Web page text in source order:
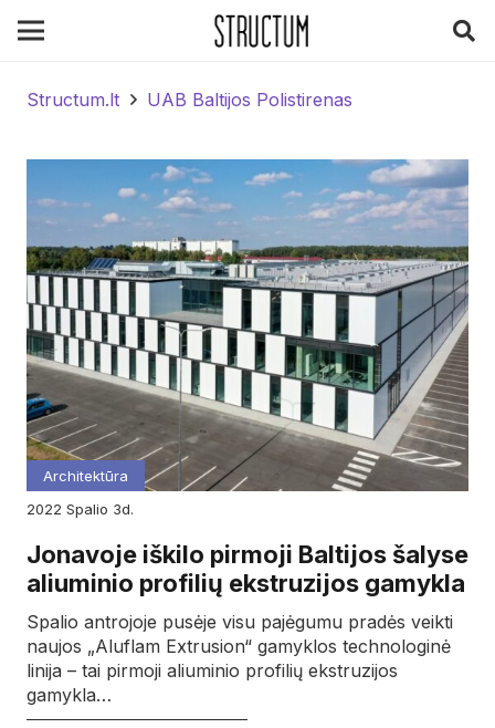
Structum.lt UAB Baltijos Polistirenas
Architektūra
2022
spalio 3d.
Jonavoje iškilo pirmoji Baltijos šalyse
aliuminio profilių ekstruzijos gamykla
Spalio antrojoje pusėje visu pajėgumu pradės veikti
naujos „Aluflam Extrusion“ gamyklos technologinė
linija – tai pirmoji aliuminio profilių ekstruzijos
gamykla…